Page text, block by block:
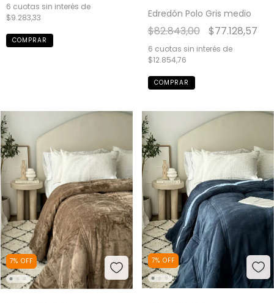
6 cuotas sin interés de
$9.283,33
COMPRAR
Edredón Polo Gris medio
$82.843,00 $77.128,57
6 cuotas sin interés de
$12.854,76
COMPRAR
7% OFF 7% OFF